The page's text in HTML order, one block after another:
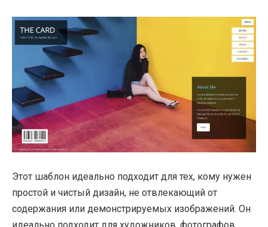
Этот шаблон идеально подходит для тех, кому нужен
простой и чистый дизайн, не отвлекающий от
содержания или демонстрируемых изображений. Он